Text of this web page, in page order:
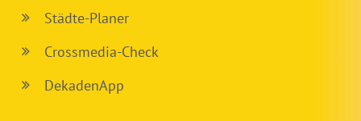
Städte-Planer
Crossmedia-Check
DekadenApp